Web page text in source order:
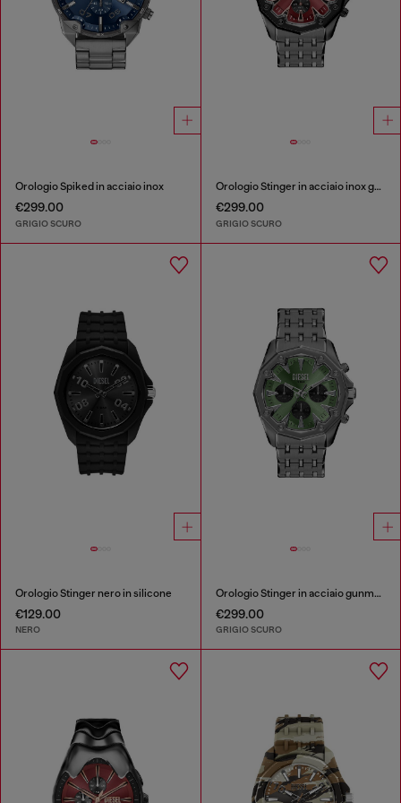
Orologio Spiked in acciaio inox
€299.00
GRIGIO SCURO
Orologio Stinger in acciaio inox gunmetal
€299.00
GRIGIO SCURO
Orologio Stinger nero in silicone
€129.00
NERO
Orologio Stinger in acciaio gunmetal
€299.00
GRIGIO SCURO